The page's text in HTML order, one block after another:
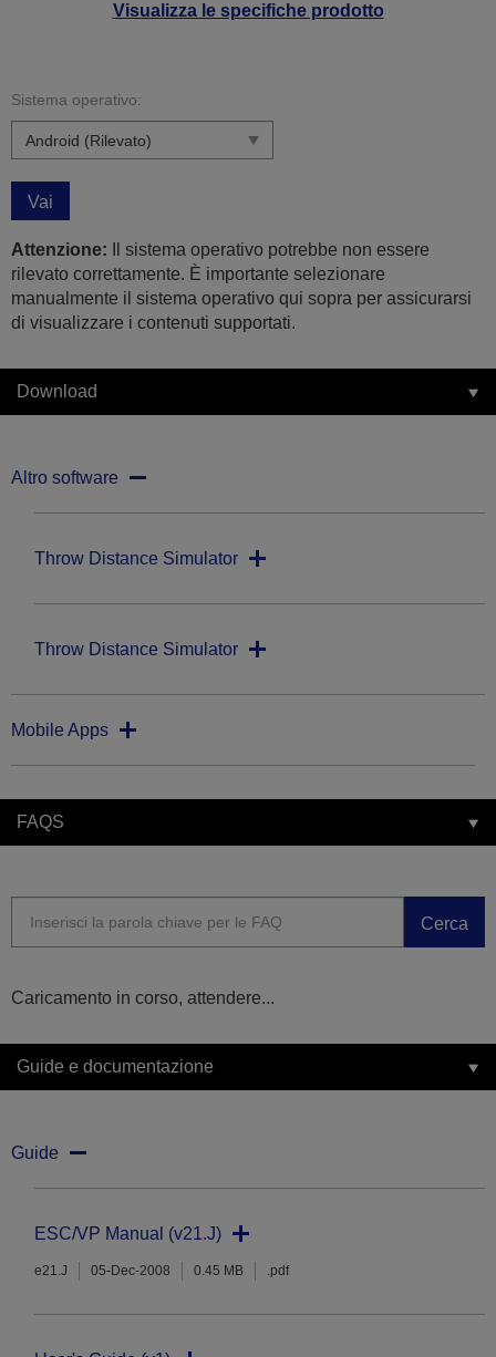
Visualizza le specifiche prodotto
Sistema operativo:
Vai
Attenzione: Il sistema operativo potrebbe non essere
rilevato correttamente. È importante selezionare
manualmente il sistema operativo qui sopra per assicurarsi
di visualizzare i contenuti supportati.
Download
Altro software
Throw Distance Simulator
Throw Distance Simulator
Mobile Apps
FAQS
Cerca
Caricamento in corso, attendere...
Guide e documentazione
Guide
ESC/VP Manual (v21.J)
e21.J 05-Dec-2008 0.45 MB .pdf